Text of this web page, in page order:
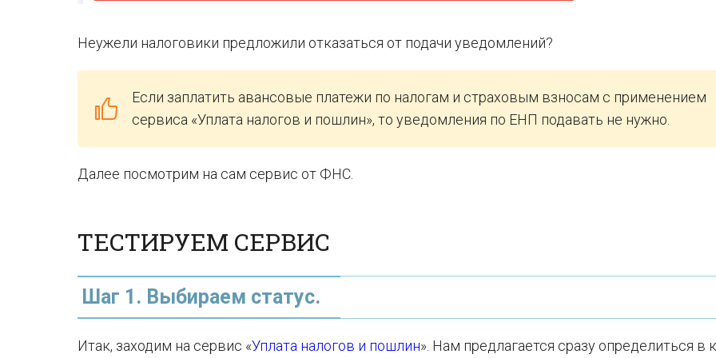
Неужели налоговики предложили отказаться от подачи уведомлений?
Если заплатить авансовые платежи по налогам и страховым взносам с применением
сервиса «Уплата налогов и пошлин», то уведомления по ЕНП подавать не нужно.
Далее посмотрим на сам сервис от ФНС.
ТЕСТИРУЕМ СЕРВИС
Шаг 1. Выбираем статус.
Итак, заходим на сервис «Уплата налогов и пошлин». Нам предлагается сразу определиться в